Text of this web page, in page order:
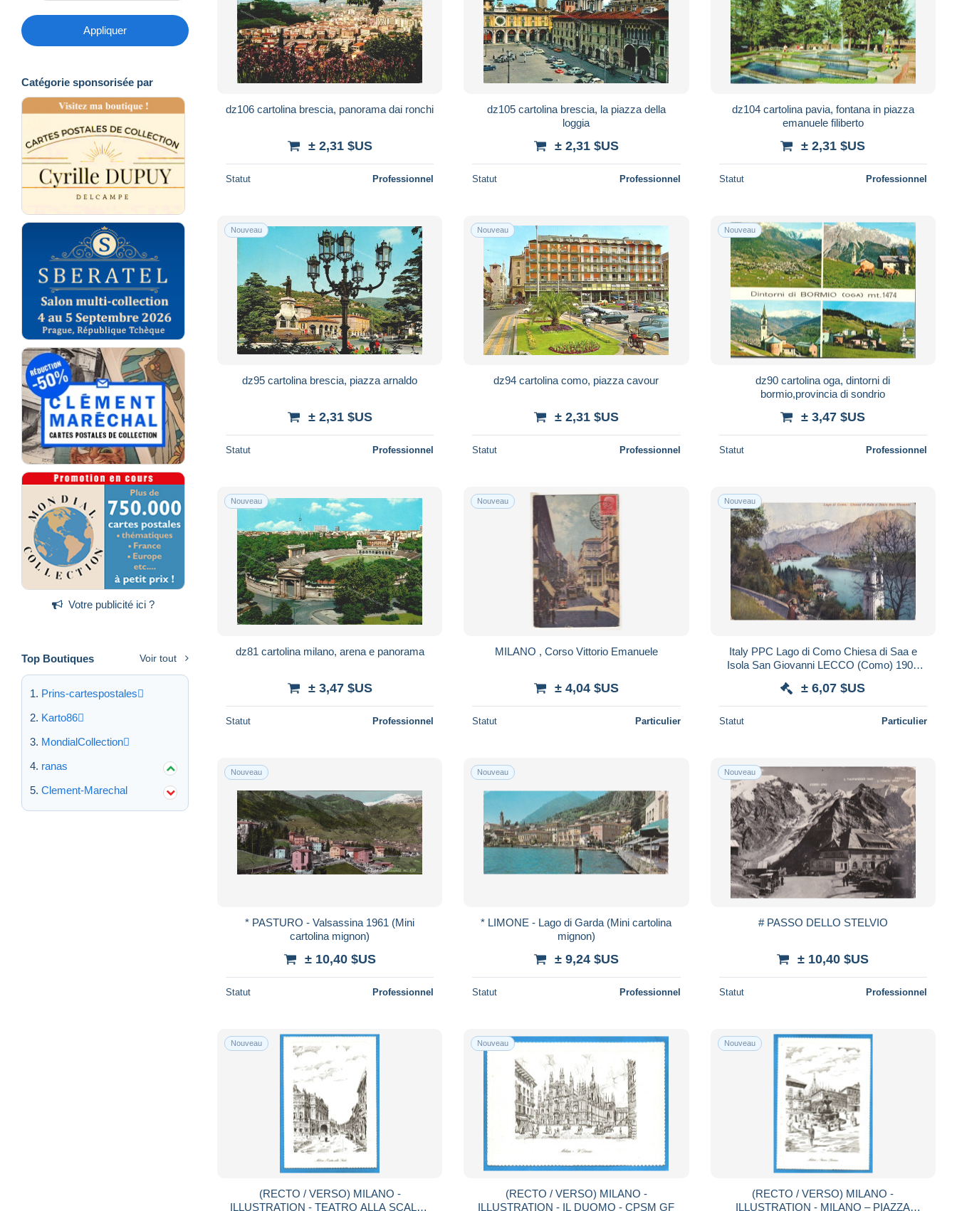
Appliquer
Catégorie sponsorisée par
Votre publicité ici ?
Top Boutiques Voir tout
Prins-cartespostales
Karto86
MondialCollection
ranas
Clement-Marechal
dz106 cartolina brescia, panorama dai ronchi
± 2,31 $US
Statut Professionnel
dz105 cartolina brescia, la piazza della
loggia
± 2,31 $US
Statut Professionnel
dz104 cartolina pavia, fontana in piazza
emanuele filiberto
± 2,31 $US
Statut Professionnel
Nouveau
dz95 cartolina brescia, piazza arnaldo
± 2,31 $US
Statut Professionnel
Nouveau
dz94 cartolina como, piazza cavour
± 2,31 $US
Statut Professionnel
Nouveau
dz90 cartolina oga, dintorni di
bormio,provincia di sondrio
± 3,47 $US
Statut Professionnel
Nouveau
dz81 cartolina milano, arena e panorama
± 3,47 $US
Statut Professionnel
Nouveau
MILANO , Corso Vittorio Emanuele
± 4,04 $US
Statut Particulier
Nouveau
Italy PPC Lago di Como Chiesa di Saa e
Isola San Giovanni LECCO (Como) 1909
III.
± 6,07 $US
Statut Particulier
Nouveau
* PASTURO - Valsassina 1961 (Mini
cartolina mignon)
± 10,40 $US
Statut Professionnel
Nouveau
* LIMONE - Lago di Garda (Mini cartolina
mignon)
± 9,24 $US
Statut Professionnel
Nouveau
# PASSO DELLO STELVIO
± 10,40 $US
Statut Professionnel
Nouveau
(RECTO / VERSO) MILANO -
ILLUSTRATION - TEATRO ALLA SCALA -
Nouveau
(RECTO / VERSO) MILANO -
ILLUSTRATION - IL DUOMO - CPSM GF
Nouveau
(RECTO / VERSO) MILANO -
ILLUSTRATION - MILANO – PIAZZA